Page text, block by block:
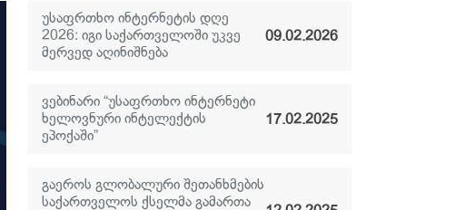
უსაფრთხო ინტერნეტის დღე
2026: იგი საქართველოში უკვე
მერვედ აღინიშნება
09.02.2026
ვებინარი “უსაფრთხო ინტერნეტი
ხელოვნური ინტელექტის
ეპოქაში”
17.02.2025
გაეროს გლობალური შეთანხმების
საქართველოს ქსელმა გამართა